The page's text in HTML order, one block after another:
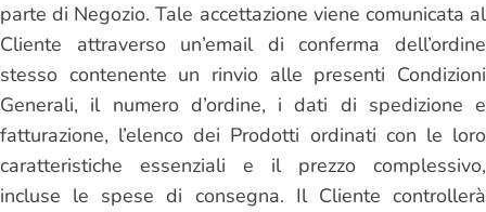
parte di Negozio. Tale accettazione viene comunicata al
Cliente attraverso un’email di conferma dell’ordine
stesso contenente un rinvio alle presenti Condizioni
Generali, il numero d’ordine, i dati di spedizione e
fatturazione, l’elenco dei Prodotti ordinati con le loro
caratteristiche essenziali e il prezzo complessivo,
incluse le spese di consegna. Il Cliente controllerà